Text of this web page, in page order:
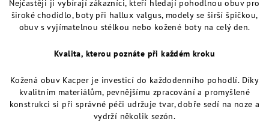
Nejčastěji ji vybírají zákazníci, kteří hledají pohodlnou obuv pro
široké chodidlo, boty při hallux valgus, modely se širší špičkou,
obuv s vyjímatelnou stélkou nebo kožené boty na celý den.
Kvalita, kterou poznáte při každém kroku
Kožená obuv Kacper je investicí do každodenního pohodlí. Díky
kvalitním materiálům, pevnějšímu zpracování a promyšlené
konstrukci si při správné péči udržuje tvar, dobře sedí na noze a
vydrží několik sezón.